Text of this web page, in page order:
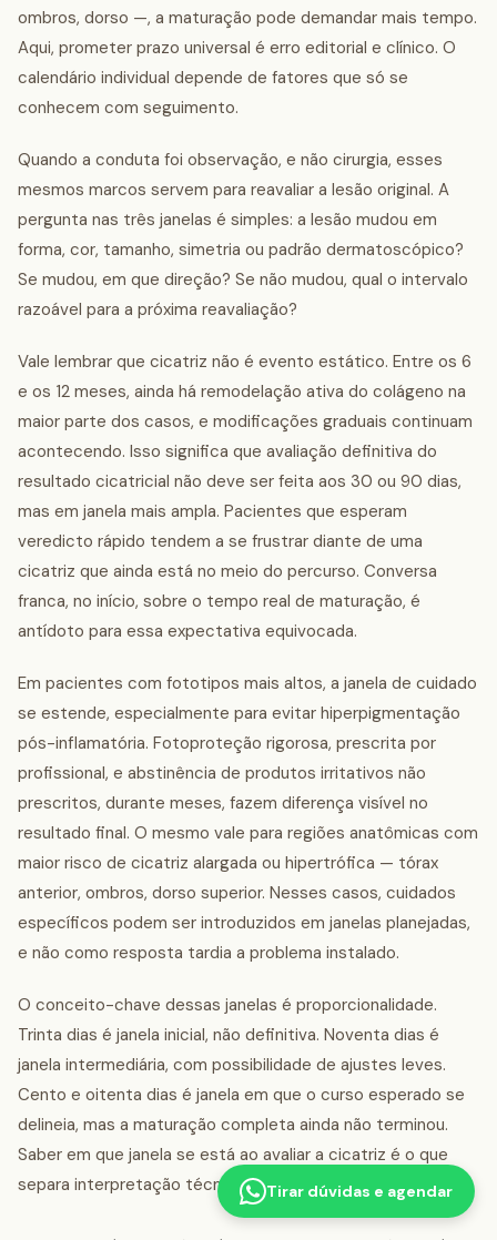
ombros, dorso —, a maturação pode demandar mais tempo.
Aqui, prometer prazo universal é erro editorial e clínico. O
calendário individual depende de fatores que só se
conhecem com seguimento.
Quando a conduta foi observação, e não cirurgia, esses
mesmos marcos servem para reavaliar a lesão original. A
pergunta nas três janelas é simples: a lesão mudou em
forma, cor, tamanho, simetria ou padrão dermatoscópico?
Se mudou, em que direção? Se não mudou, qual o intervalo
razoável para a próxima reavaliação?
Vale lembrar que cicatriz não é evento estático. Entre os 6
e os 12 meses, ainda há remodelação ativa do colágeno na
maior parte dos casos, e modificações graduais continuam
acontecendo. Isso significa que avaliação definitiva do
resultado cicatricial não deve ser feita aos 30 ou 90 dias,
mas em janela mais ampla. Pacientes que esperam
veredicto rápido tendem a se frustrar diante de uma
cicatriz que ainda está no meio do percurso. Conversa
franca, no início, sobre o tempo real de maturação, é
antídoto para essa expectativa equivocada.
Em pacientes com fototipos mais altos, a janela de cuidado
se estende, especialmente para evitar hiperpigmentação
pós-inflamatória. Fotoproteção rigorosa, prescrita por
profissional, e abstinência de produtos irritativos não
prescritos, durante meses, fazem diferença visível no
resultado final. O mesmo vale para regiões anatômicas com
maior risco de cicatriz alargada ou hipertrófica — tórax
anterior, ombros, dorso superior. Nesses casos, cuidados
específicos podem ser introduzidos em janelas planejadas,
e não como resposta tardia a problema instalado.
O conceito-chave dessas janelas é proporcionalidade.
Trinta dias é janela inicial, não definitiva. Noventa dias é
janela intermediária, com possibilidade de ajustes leves.
Cento e oitenta dias é janela em que o curso esperado se
delineia, mas a maturação completa ainda não terminou.
Saber em que janela se está ao avaliar a cicatriz é o que
separa interpretação técnica de impaciência.
Tirar dúvidas e agendar